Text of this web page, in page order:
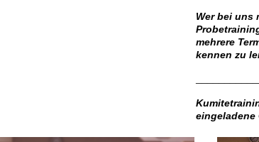
Wer bei uns
mehrere
kennen zu
eingeladene